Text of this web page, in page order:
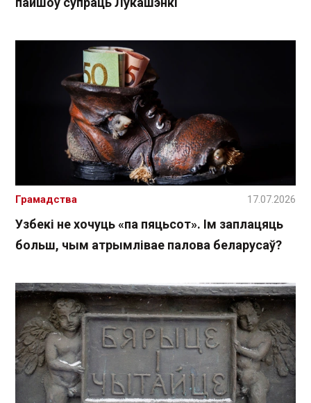
Узбекі не хочуць «па пяцьсот». Ім заплацяць
больш, чым атрымлівае палова беларусаў?
Грамадства 17.07.2026